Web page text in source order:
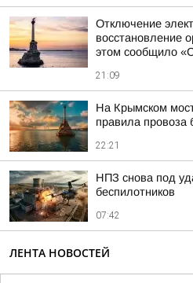
Отключение
восстановление
этом сообщило
21:09
На Крымском
правила провоза
22:21
НПЗ снова под
беспилотников
07:42
ЛЕНТА НОВОСТЕЙ